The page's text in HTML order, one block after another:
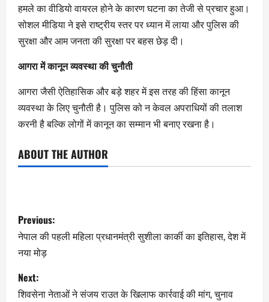
हमले का वीडियो वायरल होने के कारण घटना का तेजी से प्रचार हुआ।
सोशल मीडिया ने इसे राष्ट्रीय स्तर पर ध्यान में लाया और पुलिस की
सुरक्षा और आम जनता की सुरक्षा पर बहस छेड़ दी।
आगरा में कानून व्यवस्था की चुनौती
आगरा जैसी ऐतिहासिक और बड़े शहर में इस तरह की हिंसा कानून
व्यवस्था के लिए चुनौती है। पुलिस को न केवल अपराधियों की तलाश
करनी है बल्कि लोगों में कानून का सम्मान भी बनाए रखना है।
ABOUT THE AUTHOR
Previous:
नेपाल की पहली महिला प्रधानमंत्री सुशीला कार्की का इतिहास, देश में
नया मोड़
Next:
शिवसेना नेताओं ने संजय राउत के खिलाफ कार्रवाई की मांग, चुनाव